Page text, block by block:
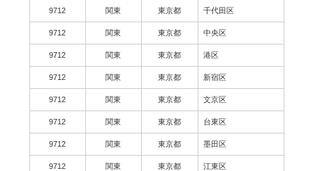
9712 関東 東京都 千代田区
9712 関東 東京都 中央区
9712 関東 東京都 港区
9712 関東 東京都 新宿区
9712 関東 東京都 文京区
9712 関東 東京都 台東区
9712 関東 東京都 墨田区
9712 関東 東京都 江東区